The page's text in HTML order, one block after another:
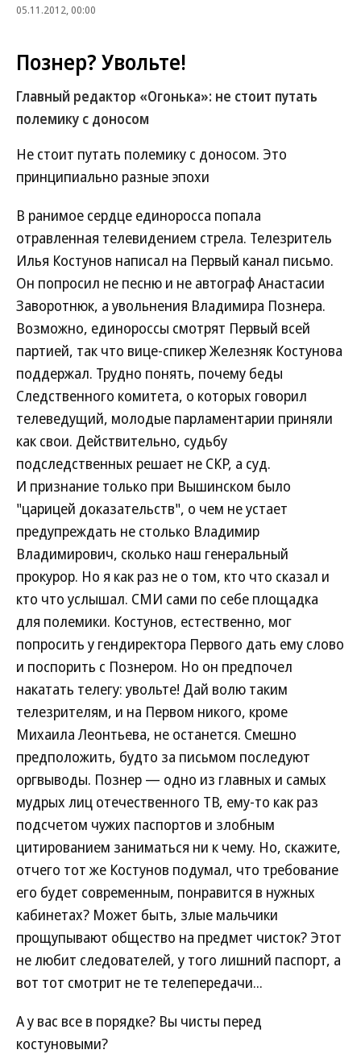
05.11.2012, 00:00
Познер? Увольте!
Главный редактор «Огонька»: не стоит путать
полемику с доносом
Не стоит путать полемику с доносом. Это
принципиально разные эпохи
В ранимое сердце единоросса попала
отравленная телевидением стрела. Телезритель
Илья Костунов написал на Первый канал письмо.
Он попросил не песню и не автограф Анастасии
Заворотнюк, а увольнения Владимира Познера.
Возможно, единороссы смотрят Первый всей
партией, так что вице-спикер Железняк Костунова
поддержал. Трудно понять, почему беды
Следственного комитета, о которых говорил
телеведущий, молодые парламентарии приняли
как свои. Действительно, судьбу
подследственных решает не СКР, а суд.
И признание только при Вышинском было
"царицей доказательств", о чем не устает
предупреждать не столько Владимир
Владимирович, сколько наш генеральный
прокурор. Но я как раз не о том, кто что сказал и
кто что услышал. СМИ сами по себе площадка
для полемики. Костунов, естественно, мог
попросить у гендиректора Первого дать ему слово
и поспорить с Познером. Но он предпочел
накатать телегу: увольте! Дай волю таким
телезрителям, и на Первом никого, кроме
Михаила Леонтьева, не останется. Смешно
предположить, будто за письмом последуют
оргвыводы. Познер — одно из главных и самых
мудрых лиц отечественного ТВ, ему-то как раз
подсчетом чужих паспортов и злобным
цитированием заниматься ни к чему. Но, скажите,
отчего тот же Костунов подумал, что требование
его будет современным, понравится в нужных
кабинетах? Может быть, злые мальчики
прощупывают общество на предмет чисток? Этот
не любит следователей, у того лишний паспорт, а
вот тот смотрит не те телепередачи...
А у вас все в порядке? Вы чисты перед
костуновыми?